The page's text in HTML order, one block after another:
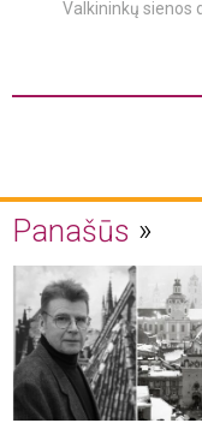
Valkininkų sienos
Panašūs